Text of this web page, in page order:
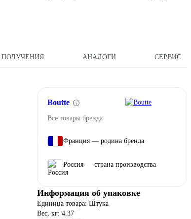
АНАЛОГИ СЕРВИС
Boutte
Все товары бренда
Франция — родина бренда
Россия — страна производства
Информация об упаковке
Единица товара: Штука
Вес, кг: 4.37